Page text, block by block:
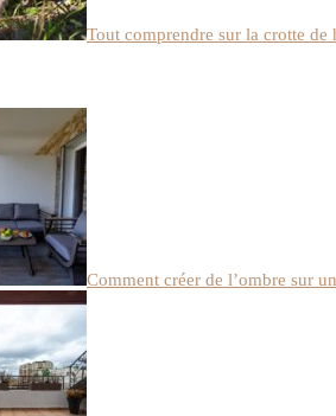
Tout comprendre sur la crotte
Comment créer de l’ombre sur